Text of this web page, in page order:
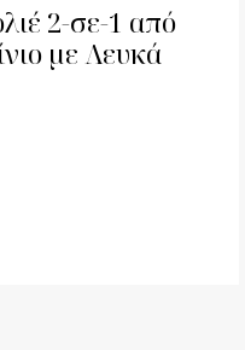
2-σε-1 από
με Λευκά